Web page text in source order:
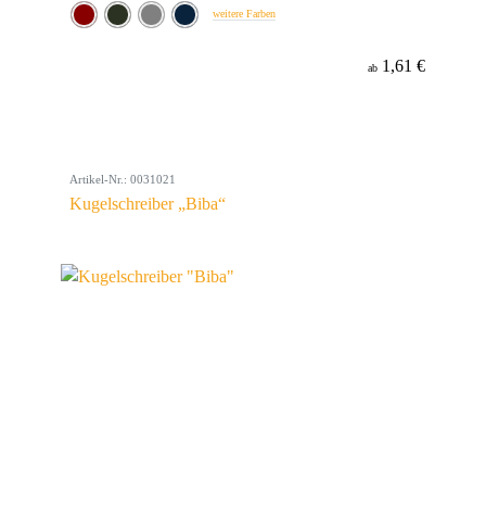
weitere Farben
ab 1,61 €
Artikel-Nr.: 0031021
Kugelschreiber „Biba“